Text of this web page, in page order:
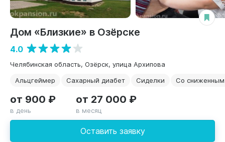
Дом «Близкие» в Озёрске
4.0
Челябинская область, Озёрск, улица Архипова
Альцгеймер
Сахарный диабет Сиделки Со
Оставить заявку
от 900 ₽
в день
от 27 000 ₽
в месяц